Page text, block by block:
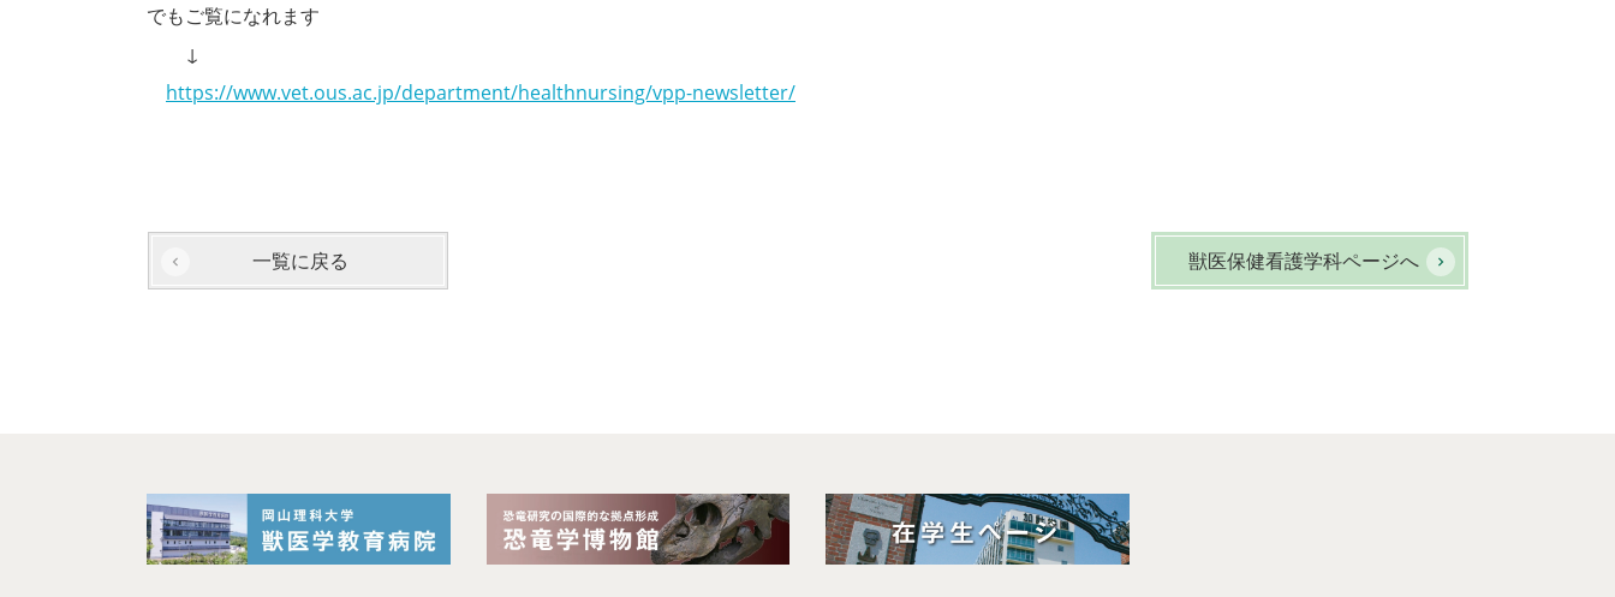
でもご覧になれます
↓
https://www.vet.ous.ac.jp/department/healthnursing/vpp-newsletter/
獣医保健看護学科ページへ
一覧に戻る